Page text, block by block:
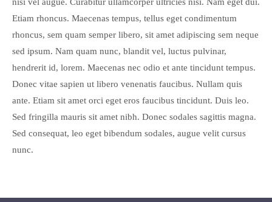
Etiam rhoncus. Maecenas tempus, tellus eget condimentum
rhoncus, sem quam semper libero, sit amet adipiscing sem neque
sed ipsum. Nam quam nunc, blandit vel, luctus pulvinar,
hendrerit id, lorem. Maecenas nec odio et ante tincidunt tempus.
Donec vitae sapien ut libero venenatis faucibus. Nullam quis
ante. Etiam sit amet orci eget eros faucibus tincidunt. Duis leo.
Sed fringilla mauris sit amet nibh. Donec sodales sagittis magna.
Sed consequat, leo eget bibendum sodales, augue velit cursus
nunc.